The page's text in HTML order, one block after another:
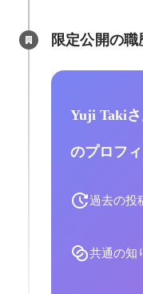
限定公開の
Yuji Taki
のプロフ
過去の投
共通の知